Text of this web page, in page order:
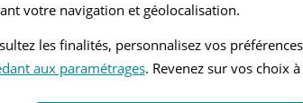
Très bonne automobile que je possède
de 15 ans et qui affiche un kilométrage de
km sans aucun problème mécanique !!!
votre navigation et géolocalisation.
les finalités, personnalisez vos
aux paramétrages. Revenez sur vos choix